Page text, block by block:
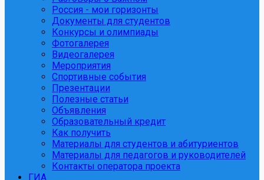
Россия - мои горизонты
Документы для студентов
Конкурсы и олимпиады
Фотогалерея
Видеогалерея
Мероприятия
Спортивные события
Презентации
Полезные статьи
Объявления
Образовательный кредит
Как получить
Материалы для студентов и абитуриентов
Материалы для педагогов и руководителей
Контакты оператора проекта
ГИА